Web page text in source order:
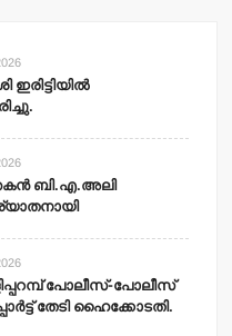
ഇരിട്ടിയില്‍
ബി.എ.അലി
പോലീസ്-പോലീസ്
തേടി ഹൈക്കോടതി.